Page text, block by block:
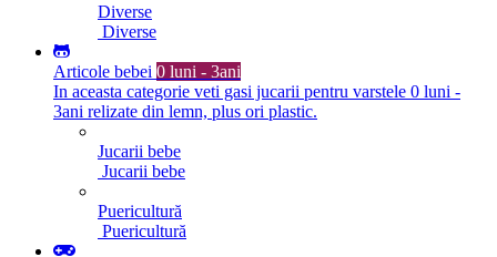
Diverse
Diverse
Articole bebei 0 luni - 3ani
In aceasta categorie veti gasi jucarii pentru varstele 0 luni -
3ani relizate din lemn, plus ori plastic.
Jucarii bebe
Jucarii bebe
Puericultură
Puericultură